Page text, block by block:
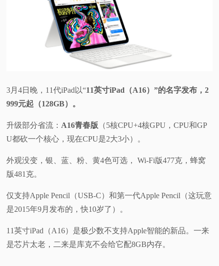
3月4日晚，11代iPad以“11英寸iPad（A16）”的名字发布，2
999元起（128GB）。
升级部分省流： A16青春版 （5核CPU+4核GPU，CPU和GP
U都砍一个核心，现在CPU是2大3小）。
外观没变，银、蓝、粉、黄4色可选， Wi-Fi版477克，蜂窝
版481克。
仅支持Apple Pencil（USB-C）和第一代Apple Pencil（这玩意
是2015年9月发布的，快10岁了）。
11英寸iPad（A16）是极少数不支持Apple智能的新品。一来
是芯片太老，二来是库克不会给它配8GB内存。